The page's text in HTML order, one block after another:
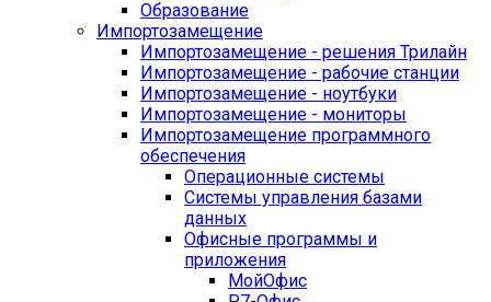
Образование
Импортозамещение
Импортозамещение - решения Трилайн
Импортозамещение - рабочие станции
Импортозамещение - ноутбуки
Импортозамещение - мониторы
Импортозамещение программного
обеспечения
Операционные системы
Системы управления базами
данных
Офисные программы и
приложения
МойОфис